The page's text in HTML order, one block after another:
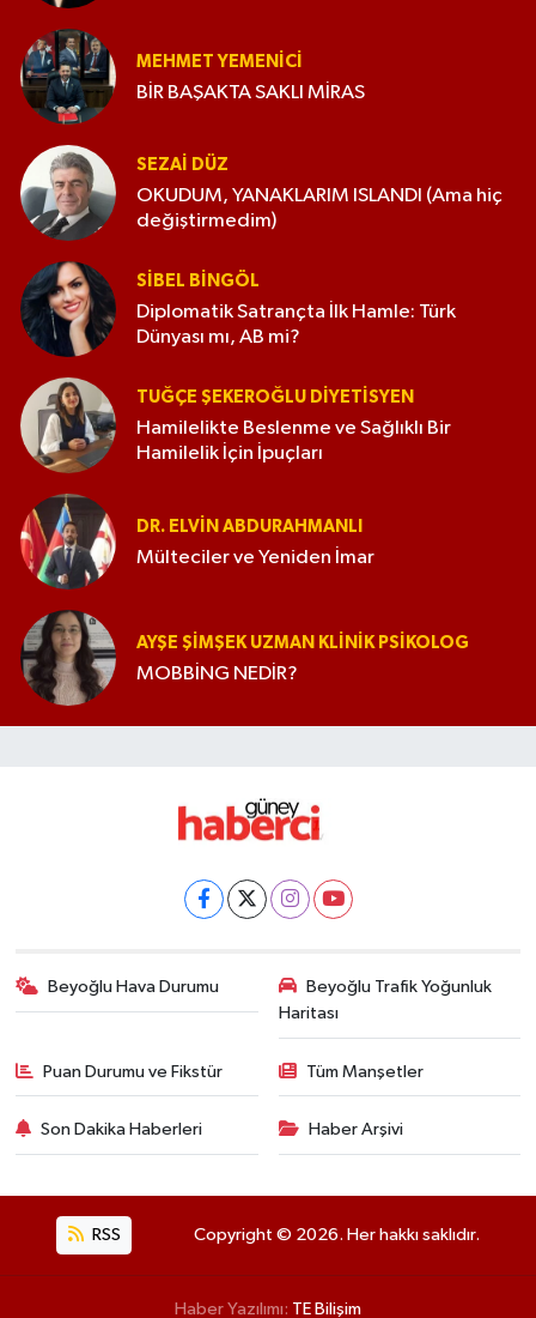
MEHMET YEMENICI
BİR BAŞAKTA SAKLI MİRAS
SEZAI DÜZ
OKUDUM, YANAKLARIM ISLANDI (Ama hiç
değiştirmedim)
SIBEL BINGÖL
Diplomatik Satrançta İlk Hamle: Türk
Dünyası mı, AB mi?
TUĞÇE ŞEKEROĞLU DIYETISYEN
Hamilelikte Beslenme ve Sağlıklı Bir
Hamilelik İçin İpuçları
DR. ELVIN ABDURAHMANLI
Mülteciler ve Yeniden İmar
AYŞE ŞIMŞEK UZMAN KLINIK PSIKOLOG
MOBBİNG NEDİR?
Beyoğlu Hava Durumu
Beyoğlu Trafik Yoğunluk
Haritası
Puan Durumu ve Fikstür Tüm Manşetler
Son Dakika Haberleri Haber Arşivi
RSS Copyright © 2026. Her hakkı saklıdır.
Haber Yazılımı: TE Bilişim